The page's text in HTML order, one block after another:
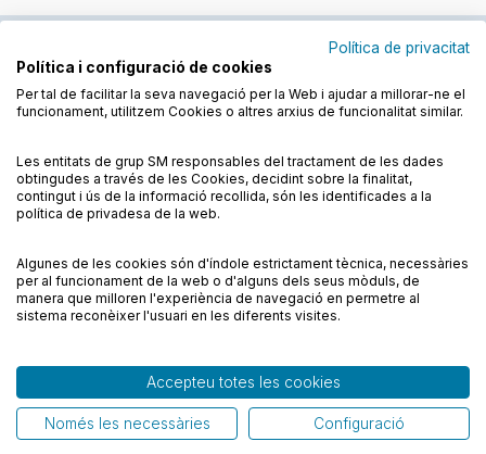
Calla, Càndida, calla!
12,50€
Afegir
Descobreix els llibres a les llengües cooficials
Condicions de compra
Condicions d’ús
Política de cookies
Política de privadesa
FAQs
Contacte
© CESMA/PPC – Tots els drets reservats
Política de privacitat
Política i configuració de cookies
Per tal de facilitar la seva navegació per la Web i ajudar a millorar-ne el
funcionament, utilitzem Cookies o altres arxius de funcionalitat similar.
Les entitats de grup SM responsables del tractament de les dades
obtingudes a través de les Cookies, decidint sobre la finalitat,
contingut i ús de la informació recollida, són les identificades a la
política de privadesa de la web.
Algunes de les cookies són d'índole estrictament tècnica, necessàries
per al funcionament de la web o d'alguns dels seus mòduls, de
manera que milloren l'experiència de navegació en permetre al
sistema reconèixer l'usuari en les diferents visites.
Accepteu totes les cookies
Només les necessàries Configuració